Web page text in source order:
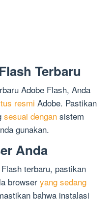
Terbaru
Adobe Flash, Anda
resmi Adobe. Pastikan
sesuai dengan sistem
gunakan.
Anda
terbaru, pastikan
browser yang sedang
bahwa instalasi